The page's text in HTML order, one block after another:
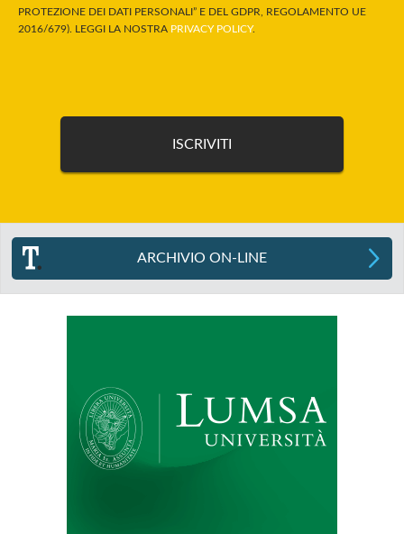
PROTEZIONE DEI DATI PERSONALI” E DEL GDPR, REGOLAMENTO UE
2016/679). LEGGI LA NOSTRA PRIVACY POLICY.
ARCHIVIO ON-LINE